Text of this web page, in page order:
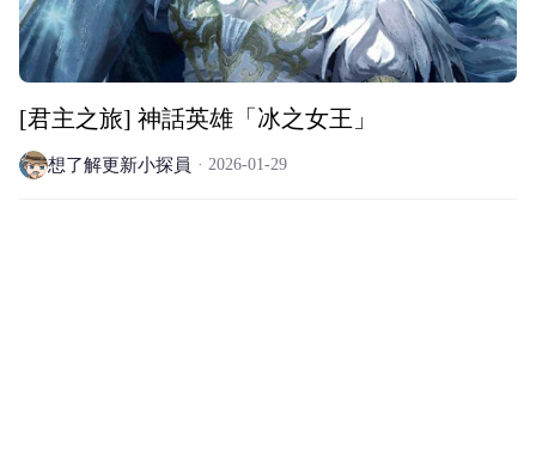
[君主之旅] 神話英雄「冰之女王」
想了解更新小探員 2026-01-29